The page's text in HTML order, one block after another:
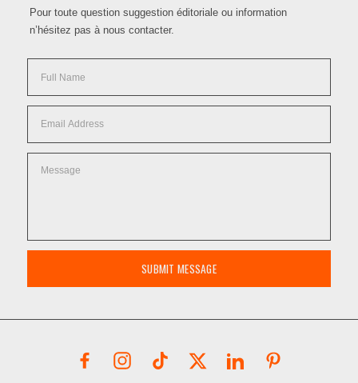
Pour toute question suggestion éditoriale ou information
n’hésitez pas à nous contacter.
SUBMIT MESSAGE